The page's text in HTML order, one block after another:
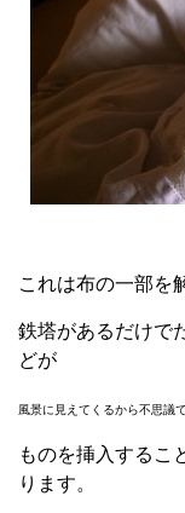
これは布の一部を
鉄塔があるだけで
どが
風景に見えてくるから不思議で
ものを挿入するこ
ります。